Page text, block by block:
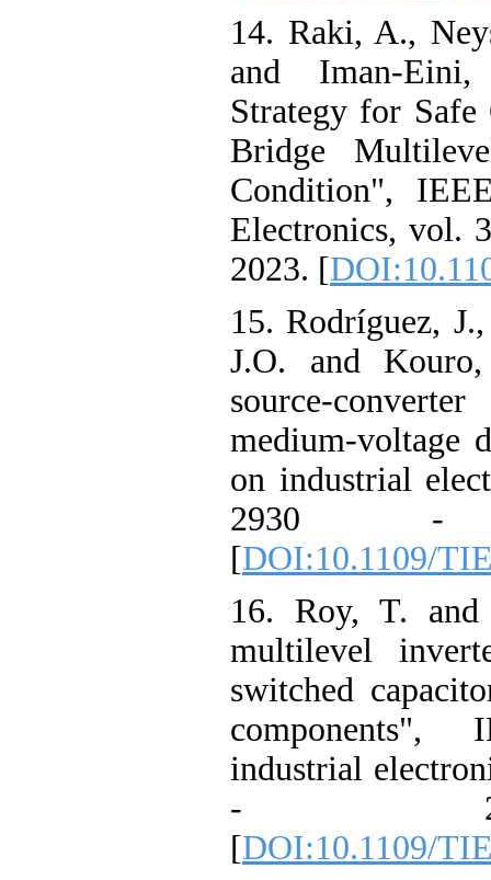
14. Raki, A.,
and Iman-
Strategy for Safe
Bridge
Condition",
Electronics, vol.
2023. [
15. Rodríguez,
J.O. and
source-
medium-voltage
on industrial
2930 -
[DOI:10.1109/
16. Roy, T. and
multilevel
switched
components",
industrial
-
[DOI:10.1109/